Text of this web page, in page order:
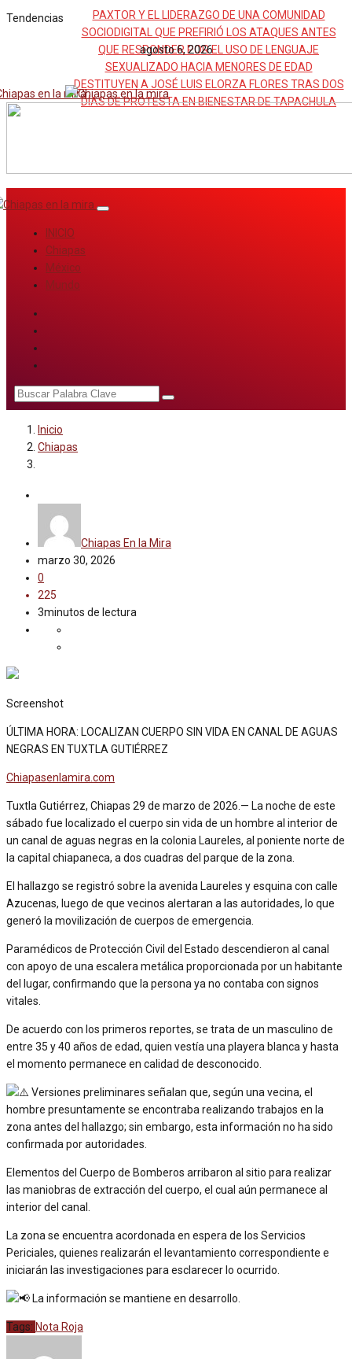
Tendencias
PAXTOR Y EL LIDERAZGO DE UNA COMUNIDAD
SOCIODIGITAL QUE PREFIRIÓ LOS ATAQUES ANTES
QUE RESPONDER POR EL USO DE LENGUAJE
SEXUALIZADO HACIA MENORES DE EDAD
DESTITUYEN A JOSÉ LUIS ELORZA FLORES TRAS DOS
DÍAS DE PROTESTA EN BIENESTAR DE TAPACHULA
agosto 6, 2026
INICIO
Chiapas
México
Mundo
Inicio
Chiapas
Chiapas En la Mira
marzo 30, 2026
0
225
3minutos de lectura
Screenshot
ÚLTIMA HORA: LOCALIZAN CUERPO SIN VIDA EN CANAL DE AGUAS
NEGRAS EN TUXTLA GUTIÉRREZ
Chiapasenlamira.com
Tuxtla Gutiérrez, Chiapas 29 de marzo de 2026.— La noche de este
sábado fue localizado el cuerpo sin vida de un hombre al interior de
un canal de aguas negras en la colonia Laureles, al poniente norte de
la capital chiapaneca, a dos cuadras del parque de la zona.
El hallazgo se registró sobre la avenida Laureles y esquina con calle
Azucenas, luego de que vecinos alertaran a las autoridades, lo que
generó la movilización de cuerpos de emergencia.
Paramédicos de Protección Civil del Estado descendieron al canal
con apoyo de una escalera metálica proporcionada por un habitante
del lugar, confirmando que la persona ya no contaba con signos
vitales.
De acuerdo con los primeros reportes, se trata de un masculino de
entre 35 y 40 años de edad, quien vestía una playera blanca y hasta
el momento permanece en calidad de desconocido.
Versiones preliminares señalan que, según una vecina, el
hombre presuntamente se encontraba realizando trabajos en la
zona antes del hallazgo; sin embargo, esta información no ha sido
confirmada por autoridades.
Elementos del Cuerpo de Bomberos arribaron al sitio para realizar
las maniobras de extracción del cuerpo, el cual aún permanece al
interior del canal.
La zona se encuentra acordonada en espera de los Servicios
Periciales, quienes realizarán el levantamiento correspondiente e
iniciarán las investigaciones para esclarecer lo ocurrido.
La información se mantiene en desarrollo.
Tags: Nota Roja